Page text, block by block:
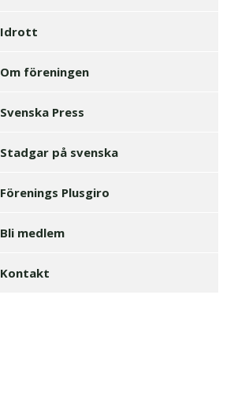
Idrott
Om föreningen
Svenska Press
Stadgar på svenska
Förenings Plusgiro
Bli medlem
Kontakt